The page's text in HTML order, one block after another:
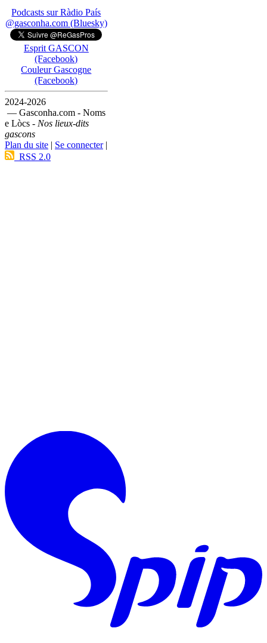
Podcasts sur Ràdio País
@gasconha.com (Bluesky)
Esprit GASCON
(Facebook)
Couleur Gascogne
(Facebook)
2024-2026
— Gasconha.com - Noms
e Lòcs - Nos lieux-dits
gascons
Plan du site | Se connecter|
RSS 2.0